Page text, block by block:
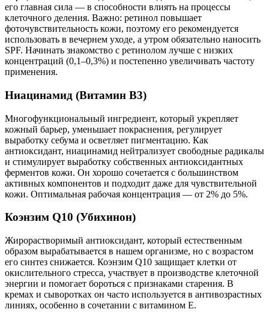
его главная сила — в способности влиять на процессы
клеточного деления. Важно: ретинол повышает
фоточувствительность кожи, поэтому его рекомендуется
использовать в вечернем уходе, а утром обязательно наносить
SPF. Начинать знакомство с ретинолом лучше с низких
концентраций (0,1–0,3%) и постепенно увеличивать частоту
применения.
Ниацинамид (Витамин B3)
Многофункциональный ингредиент, который укрепляет
кожный барьер, уменьшает покраснения, регулирует
выработку себума и осветляет пигментацию. Как
антиоксидант, ниацинамид нейтрализует свободные радикалы
и стимулирует выработку собственных антиоксидантных
ферментов кожи. Он хорошо сочетается с большинством
активных компонентов и подходит даже для чувствительной
кожи. Оптимальная рабочая концентрация — от 2% до 5%.
Коэнзим Q10 (Убихинон)
Жирорастворимый антиоксидант, который естественным
образом вырабатывается в нашем организме, но с возрастом
его синтез снижается. Коэнзим Q10 защищает клетки от
окислительного стресса, участвует в производстве клеточной
энергии и помогает бороться с признаками старения. В
кремах и сыворотках он часто используется в антивозрастных
линиях, особенно в сочетании с витамином E.